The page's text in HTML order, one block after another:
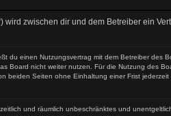
wird zwischen dir und dem Betreiber ein
du einen Nutzungsvertrag mit dem Betreiber
Board nicht weiter nutzen. Für die Nutzung des
beiden Seiten ohne Einhaltung einer Frist jederzeit
und räumlich unbeschränktes und